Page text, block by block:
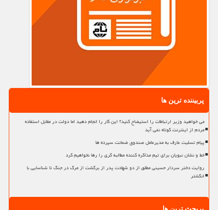
پربیننده ترین ها
می خواهید وزیر ارتباطات را استیضاح کنید؟ این کار را انجام دهید اما دولت در مقابل استفاده
مردم از اینترنت کوتاه نمی آید
پیام تسلیت عارف به مدیرعامل صندوق ضمانت سپرده ها
خط و نشان نبویان برای تیم مذاکره کننده مطالبه گری را رها نخواهیم کرد
روایت دختر سردار حسینی مطلق از دو شهادت پدر از برگشت از مرگ در جنگ تا شناسایی با
انگشتر